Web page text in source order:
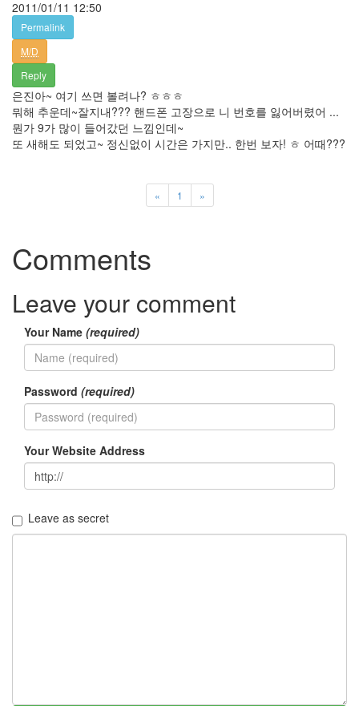
2011/01/11 12:50
Permalink
M/D
Reply
은진아~ 여기 쓰면 볼려나? ㅎㅎㅎ
뭐해 추운데~잘지내??? 핸드폰 고장으로 니 번호를 잃어버렸어 ...
뭔가 9가 많이 들어갔던 느낌인데~
또 새해도 되었고~ 정신없이 시간은 가지만.. 한번 보자! ㅎ 어때???
« 1 »
Comments
Leave your comment
Your Name (required)
Password (required)
Your Website Address
Leave as secret